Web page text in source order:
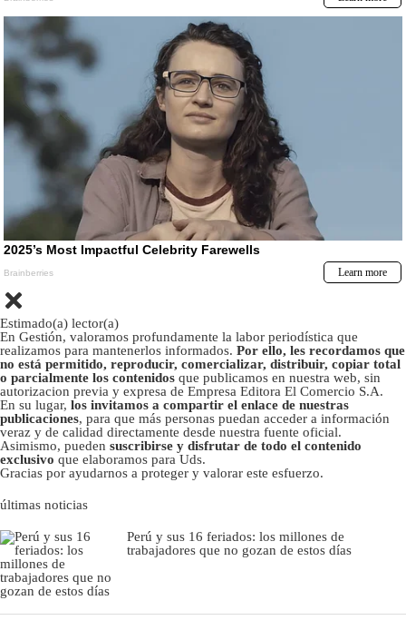
Estimado(a) lector(a)
En Gestión, valoramos profundamente la labor periodística que
realizamos para mantenerlos informados. Por ello, les recordamos que
no está permitido, reproducir, comercializar, distribuir, copiar total
o parcialmente los contenidos que publicamos en nuestra web, sin
autorizacion previa y expresa de Empresa Editora El Comercio S.A.
En su lugar, los invitamos a compartir el enlace de nuestras
publicaciones, para que más personas puedan acceder a información
veraz y de calidad directamente desde nuestra fuente oficial.
Asimismo, pueden suscribirse y disfrutar de todo el contenido
exclusivo que elaboramos para Uds.
Gracias por ayudarnos a proteger y valorar este esfuerzo.
últimas noticias
Perú y sus 16 feriados: los millones de
trabajadores que no gozan de estos días